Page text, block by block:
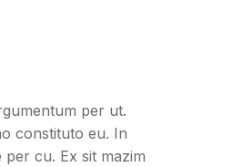
per ut.
constituto eu. In
cu. Ex sit mazim